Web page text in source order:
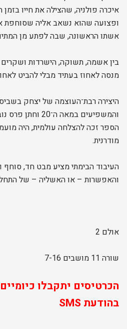
איכרה פולניה, שהצילה את חייו
ופצועה שהוא נשאב אליה שסוחפת
אשתו הראשונה, שבה לפתע מן
בין אשמה, תשוקה, הישרדות
מנסה לאחוז בעתיד מבלי להביט
היצירה רבת־העוצמה של יצחק בשביס
והמשפיעים במאה
הספר זכה להצלחה עולמית, היה
מודרנית.
העיבוד הבימתי מציע מבט חד,
והאפשרות – או האשליה – של
אולם 2
שורה 11 מושבים 7-16
הכרטיסים יתקבלו
בהודעת SMS